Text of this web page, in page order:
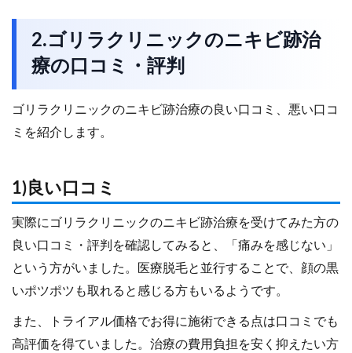
2.ゴリラクリニックのニキビ跡治
療の口コミ・評判
ゴリラクリニックのニキビ跡治療の良い口コミ、悪い口コ
ミを紹介します。
1)良い口コミ
実際にゴリラクリニックのニキビ跡治療を受けてみた方の
良い口コミ・評判を確認してみると、「痛みを感じない」
という方がいました。医療脱毛と並行することで、顔の黒
いポツポツも取れると感じる方もいるようです。
また、トライアル価格でお得に施術できる点は口コミでも
高評価を得ていました。治療の費用負担を安く抑えたい方